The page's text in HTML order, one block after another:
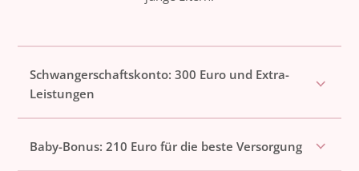
Schwangerschaftskonto: 300 Euro und Extra-
Leistungen
Baby-Bonus: 210 Euro für die beste Versorgung